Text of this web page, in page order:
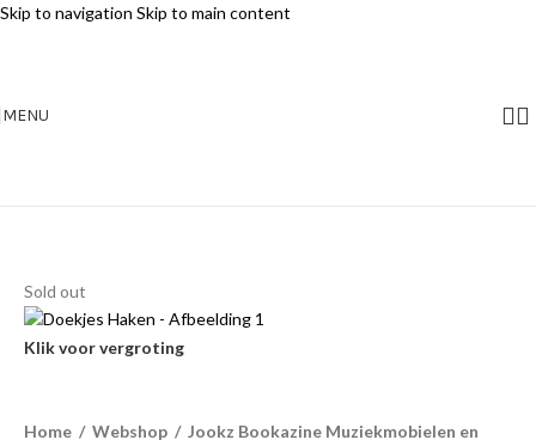
Skip to navigation Skip to main content
MENU
Sold out
Klik voor vergroting
Home / Webshop / Jookz Bookazine Muziekmobielen en